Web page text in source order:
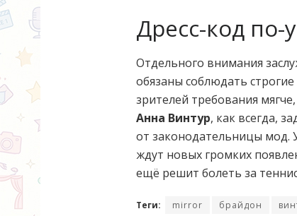
Дресс-код по-
Отдельного внимания
обязаны соблюдать
зрителей требования
Анна Винтур, как всегда,
от законодательницы мод.
ждут новых громких
ещё решит болеть за
Теги: mirror брайдон